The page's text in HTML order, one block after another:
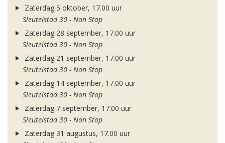
Zaterdag 5 oktober, 17.00 uur
Sleutelstad 30 - Non Stop
Zaterdag 28 september, 17.00 uur
Sleutelstad 30 - Non Stop
Zaterdag 21 september, 17.00 uur
Sleutelstad 30 - Non Stop
Zaterdag 14 september, 17.00 uur
Sleutelstad 30 - Non Stop
Zaterdag 7 september, 17.00 uur
Sleutelstad 30 - Non Stop
Zaterdag 31 augustus, 17.00 uur